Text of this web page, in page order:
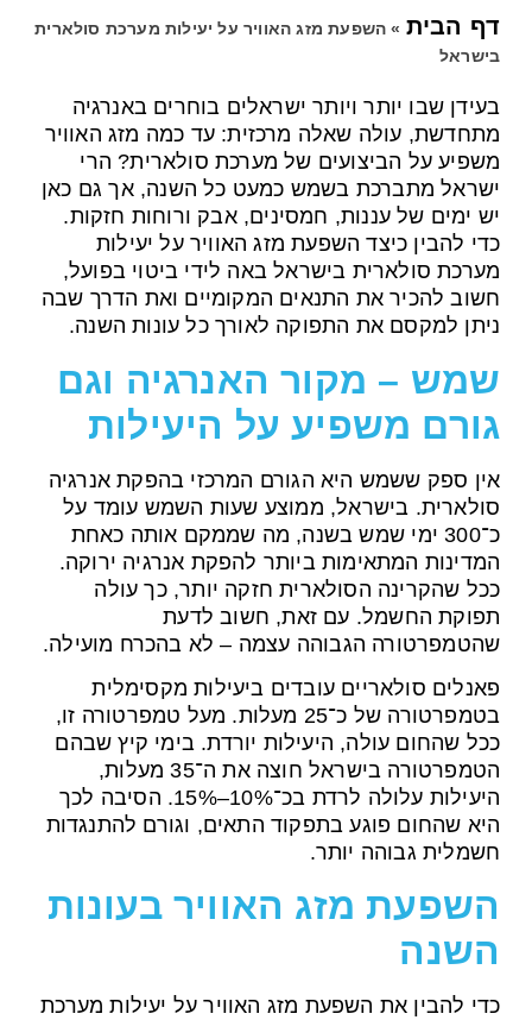
דף הבית » השפעת מזג האוויר על יעילות מערכת סולארית
בישראל
בעידן שבו יותר ויותר ישראלים בוחרים באנרגיה
מתחדשת, עולה שאלה מרכזית: עד כמה מזג האוויר
משפיע על הביצועים של מערכת סולארית? הרי
ישראל מתברכת בשמש כמעט כל השנה, אך גם כאן
יש ימים של עננות, חמסינים, אבק ורוחות חזקות.
כדי להבין כיצד השפעת מזג האוויר על יעילות
מערכת סולארית בישראל באה לידי ביטוי בפועל,
חשוב להכיר את התנאים המקומיים ואת הדרך שבה
ניתן למקסם את התפוקה לאורך כל עונות השנה.
שמש – מקור האנרגיה וגם
גורם משפיע על היעילות
אין ספק ששמש היא הגורם המרכזי בהפקת אנרגיה
סולארית. בישראל, ממוצע שעות השמש עומד על
כ־300 ימי שמש בשנה, מה שממקם אותה כאחת
המדינות המתאימות ביותר להפקת אנרגיה ירוקה.
ככל שהקרינה הסולארית חזקה יותר, כך עולה
תפוקת החשמל. עם זאת, חשוב לדעת
שהטמפרטורה הגבוהה עצמה – לא בהכרח מועילה.
פאנלים סולאריים עובדים ביעילות מקסימלית
בטמפרטורה של כ־25 מעלות. מעל טמפרטורה זו,
ככל שהחום עולה, היעילות יורדת. בימי קיץ שבהם
הטמפרטורה בישראל חוצה את ה־35 מעלות,
היעילות עלולה לרדת בכ־10%–15%. הסיבה לכך
היא שהחום פוגע בתפקוד התאים, וגורם להתנגדות
חשמלית גבוהה יותר.
השפעת מזג האוויר בעונות
השנה
כדי להבין את השפעת מזג האוויר על יעילות מערכת